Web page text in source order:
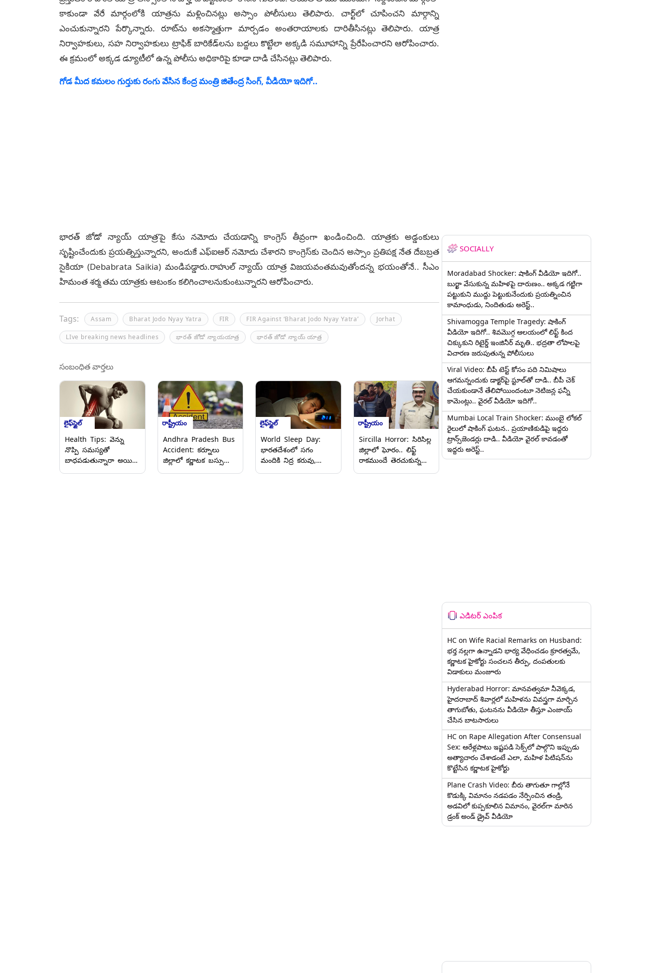
కాకుండా వేరే మార్గంలోకి యాత్రను మళ్లించినట్లు అస్సాం పోలీసులు తెలిపారు. చార్ట్‌లో చూపించని మార్గాన్ని
ఎంచుకున్నారని పేర్కొన్నారు. రూట్‌ను అకస్మాత్తుగా మార్చడం అంతరాయాలకు దారితీసినట్లు తెలిపారు. యాత్ర
నిర్వాహకులు, సహ నిర్వాహకులు ట్రాఫిక్ బారికేడ్‌లను బద్దలు కొట్టేలా అక్కడి సమూహాన్ని ప్రేరేపించారని ఆరోపించారు.
ఈ క్రమంలో అక్కడ డ్యూటీలో ఉన్న పోలీసు అధికారిపై కూడా దాడి చేసినట్లు తెలిపారు.
గోడ మీద కమలం గుర్తుకు రంగు వేసిన కేంద్ర మంత్రి జితేంద్ర సింగ్, వీడియో ఇదిగో..
భారత్ జోడో న్యాయ్ యాత్ర’పై కేసు నమోదు చేయడాన్ని కాంగ్రెస్ తీవ్రంగా ఖండించింది. యాత్రకు అడ్డంకులు
సృష్టించేందుకు ప్రయత్నిస్తున్నారని, అందుకే ఎఫ్‌ఐఆర్ నమోదు చేశారని కాంగ్రెస్‌కు చెందిన అస్సాం ప్రతిపక్ష నేత దేబబ్రత
సైకియా (Debabrata Saikia) మండిపడ్డారు.రాహుల్‌ న్యాయ్‌ యాత్ర విజయవంతమవుతోందన్న భయంతోనే.. సీఎం
హిమంత శర్మ తమ యాత్రకు ఆటంకం కలిగించాలనుకుంటున్నారని ఆరోపించారు.
Tags: Assam Bharat Jodo Nyay Yatra FIR FIR Against ‘Bharat Jodo Nyay Yatra’ Jorhat
LIve breaking news headlines భారత్ జోడో న్యాయయాత్ర భారత్ జోడో న్యాయ్ యాత్ర
సంబంధిత వార్తలు
లైఫ్‌స్టైల్
Health Tips: వెన్ను
నొప్పి సమస్యతో
బాధపడుతున్నారా అయితే
రాష్ట్రీయం
Andhra Pradesh Bus
Accident: కర్నూలు
జిల్లాలో కర్ణాటక బస్సు
లైఫ్‌స్టైల్
World Sleep Day:
భారతదేశంలో సగం
మందికి నిద్ర కరువు,
రాష్ట్రీయం
Sircilla Horror: సిరిసిల్ల
జిల్లాలో ఘోరం.. లిఫ్ట్
రాకముందే తెరచుకున్న
SOCIALLY
Moradabad Shocker: షాకింగ్ వీడియో ఇదిగో..
బుర్ఖా వేసుకున్న మహిళపై దారుణం.. అక్కడ గట్టిగా
పట్టుకుని ముద్దు పెట్టుకునేందుకు ప్రయత్నించిన
కామాంధుడు, నిందితుడు అరెస్ట్..
Shivamogga Temple Tragedy: షాకింగ్
వీడియో ఇదిగో.. శివమొగ్గ ఆలయంలో లిఫ్ట్ కింద
చిక్కుకుని రిటైర్డ్ ఇంజినీర్ మృతి.. భద్రతా లోపాలపై
విచారణ జరుపుతున్న పోలీసులు
Viral Video: బీపీ టెస్ట్‌ కోసం పది నిమిషాలు
ఆగమన్నందుకు డాక్టర్‌పై స్టూల్‌తో దాడి.. బీపీ చెక్
చేయకుండానే తేలిపోయిందంటూ నెటిజన్ల ఫన్నీ
కామెంట్లు.. వైరల్ వీడియో ఇదిగో..
Mumbai Local Train Shocker: ముంబై లోకల్
రైలులో షాకింగ్ ఘటన.. ప్రయాణికుడిపై ఇద్దరు
ట్రాన్స్‌జెండర్లు దాడి.. వీడియో వైరల్ కావడంతో
ఇద్దరు అరెస్ట్..
ఎడిటర్ ఎంపిక
HC on Wife Racial Remarks on Husband:
భర్త న‌ల్ల‌గా ఉన్నాడ‌ని భార్య వేధించ‌డం క్రూర‌త్వ‌మే,
కర్ణాటక హైకోర్టు సంచలన తీర్పు, దంపతులకు
విడాకులు మంజూరు
Hyderabad Horror: మానవత్వమా నీవెక్కడ,
హైదరాబాద్ శివార్లలో మహిళను వివస్త్రగా మార్చిన
తాగుబోతు, ఘటనను వీడియో తీస్తూ ఎంజాయ్
చేసిన బాటసారులు
HC on Rape Allegation After Consensual
Sex: ఆరేళ్లపాటు ఇష్టపడి సెక్స్‌లో పాల్గొని ఇప్పుడు
అత్యాచారం చేశాడంటే ఎలా, మహిళ పిటిషన్‌ను
కొట్టేసిన కర్ణాటక హైకోర్టు
Plane Crash Video: బీరు తాగుతూ గాల్లోనే
కొడుక్కి విమానం నడపడం నేర్పించిన తండ్రి,
అడవిలో కుప్పకూలిన విమానం, వైరల్‌గా మారిన
డ్రంక్‌ అండ్ డ్రైవ్ వీడియో